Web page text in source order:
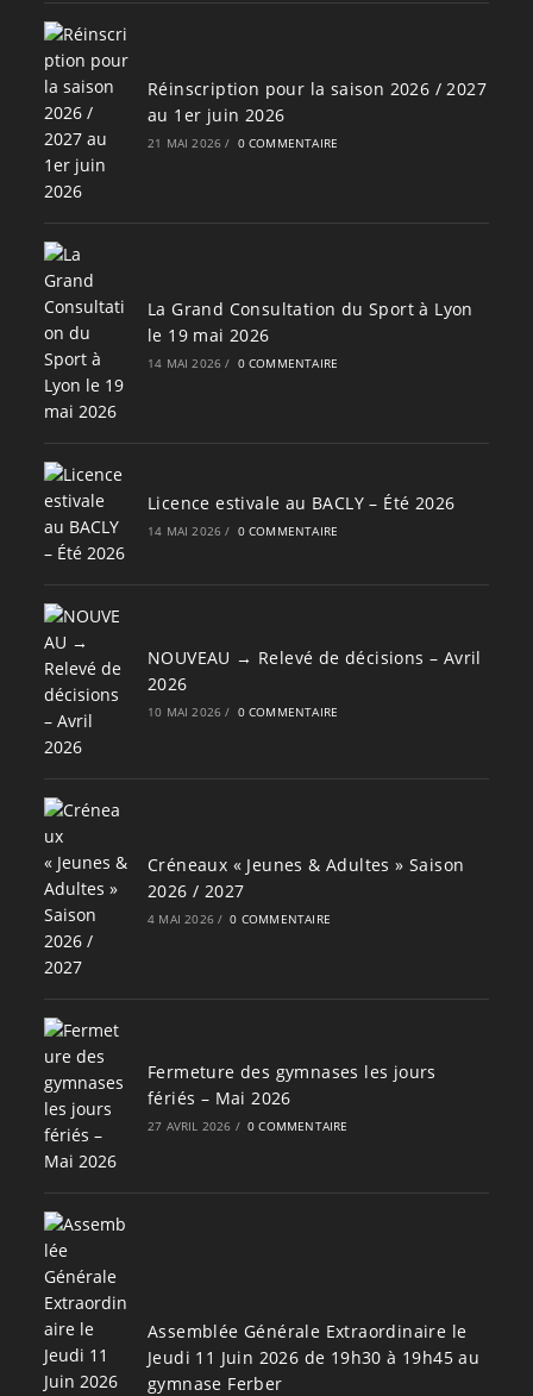
Réinscription pour la saison 2026 / 2027
au 1er juin 2026
21 MAI 2026 / 0 COMMENTAIRE
La Grand Consultation du Sport à Lyon
le 19 mai 2026
14 MAI 2026 / 0 COMMENTAIRE
Licence estivale au BACLY – Été 2026
14 MAI 2026 / 0 COMMENTAIRE
NOUVEAU → Relevé de décisions – Avril
2026
10 MAI 2026 / 0 COMMENTAIRE
Créneaux « Jeunes & Adultes » Saison
2026 / 2027
4 MAI 2026 / 0 COMMENTAIRE
Fermeture des gymnases les jours
fériés – Mai 2026
27 AVRIL 2026 / 0 COMMENTAIRE
Assemblée Générale Extraordinaire le
Jeudi 11 Juin 2026 de 19h30 à 19h45 au
gymnase Ferber